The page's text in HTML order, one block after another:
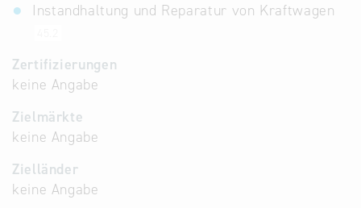
Instandhaltung und Reparatur von Kraftwagen
Zertifizierungen
keine Angabe
Zielmärkte
keine Angabe
Zielländer
keine Angabe